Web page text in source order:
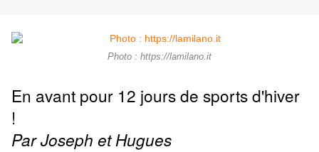
Photo : https://lamilano.it
En avant pour 12 jours de sports d'hiver
!
Par Joseph et Hugues